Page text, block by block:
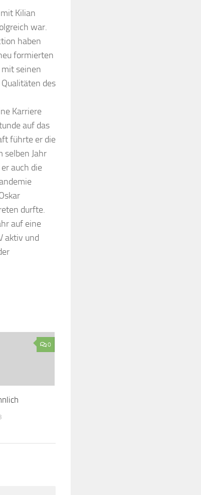
Kilian
war.
haben
formierten
seinen
des
Karriere
auf das
führte er die
selben Jahr
auch die
durfte.
auf eine
aktiv und
0